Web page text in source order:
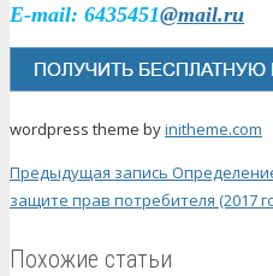
E-mail: 6435451@mail.ru
wordpress theme byinitheme.com
Предыдущая запись
защите прав потребителя (2017
Похожие статьи